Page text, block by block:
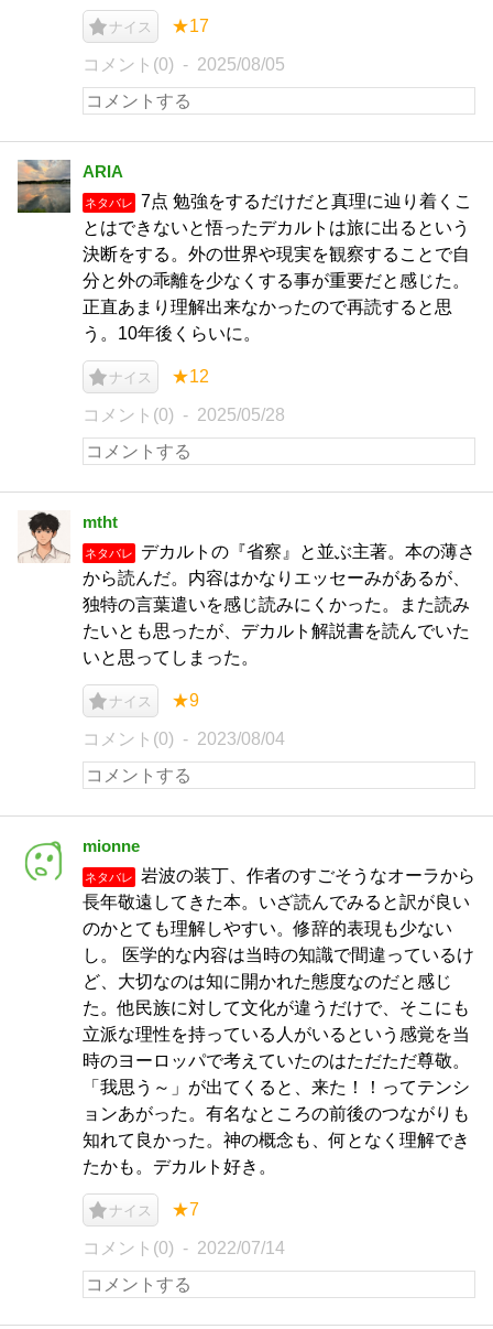
ナイス ★17
コメント(0) 2025/08/05
ARIA
ネタバレ
7点 勉強をするだけだと真理に辿り着くこ
とはできないと悟ったデカルトは旅に出るという
決断をする。外の世界や現実を観察することで自
分と外の乖離を少なくする事が重要だと感じた。
正直あまり理解出来なかったので再読すると思
う。10年後くらいに。
ナイス ★12
コメント(0) 2025/05/28
mtht
ネタバレ
デカルトの『省察』と並ぶ主著。本の薄さ
から読んだ。内容はかなりエッセーみがあるが、
独特の言葉遣いを感じ読みにくかった。また読み
たいとも思ったが、デカルト解説書を読んでいた
いと思ってしまった。
ナイス ★9
コメント(0) 2023/08/04
mionne
ネタバレ
岩波の装丁、作者のすごそうなオーラから
長年敬遠してきた本。いざ読んでみると訳が良い
のかとても理解しやすい。修辞的表現も少ない
し。 医学的な内容は当時の知識で間違っているけ
ど、大切なのは知に開かれた態度なのだと感じ
た。他民族に対して文化が違うだけで、そこにも
立派な理性を持っている人がいるという感覚を当
時のヨーロッパで考えていたのはただただ尊敬。
「我思う～」が出てくると、来た！！ってテンシ
ョンあがった。有名なところの前後のつながりも
知れて良かった。神の概念も、何となく理解でき
たかも。デカルト好き。
ナイス ★7
コメント(0) 2022/07/14